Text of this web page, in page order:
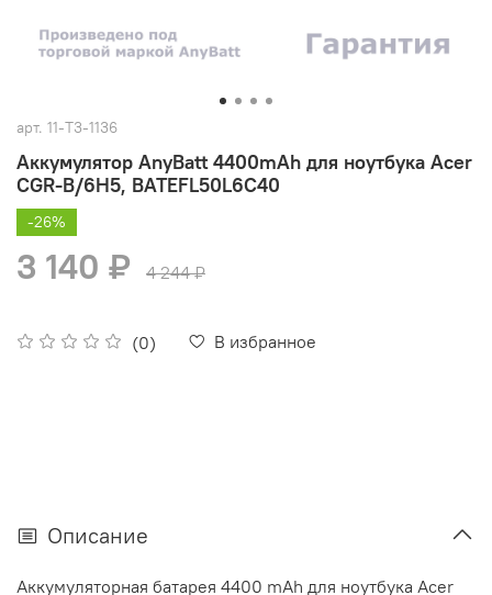
арт. 11-T3-1136
Аккумулятор AnyBatt 4400mAh для ноутбука Acer
CGR-B/6H5, BATEFL50L6C40
(0) В избранное
-26%
3 140 ₽ 4 244 ₽
Описание
Аккумуляторная батарея 4400 mAh для ноутбука Acer